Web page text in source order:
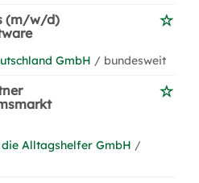
(m/w/d)
GmbH / bundesweit
Alltagshelfer GmbH /